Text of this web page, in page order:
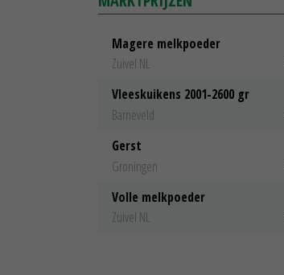
Magere melkpoeder
Zuivel NL
Vleeskuikens 2001-2600 gr
Barneveld
Gerst
Groningen
Volle melkpoeder
Zuivel NL